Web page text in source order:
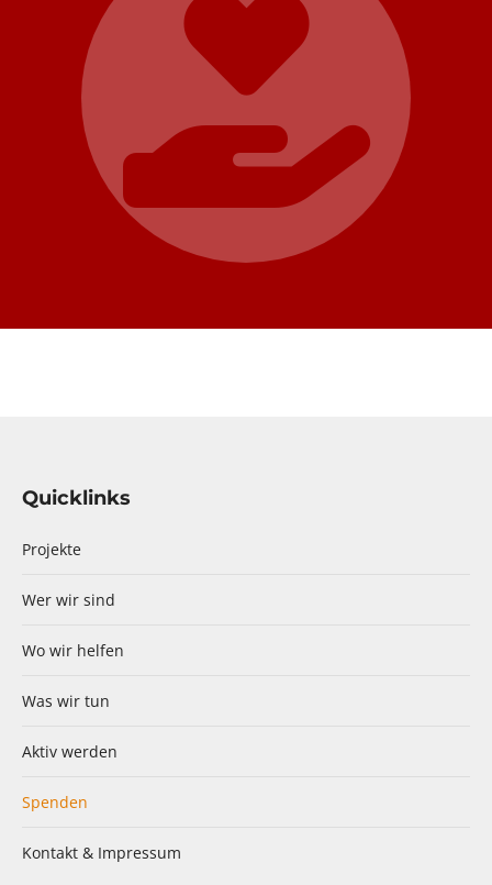
Quicklinks
Projekte
Wer wir sind
Wo wir helfen
Was wir tun
Aktiv werden
Spenden
Kontakt & Impressum